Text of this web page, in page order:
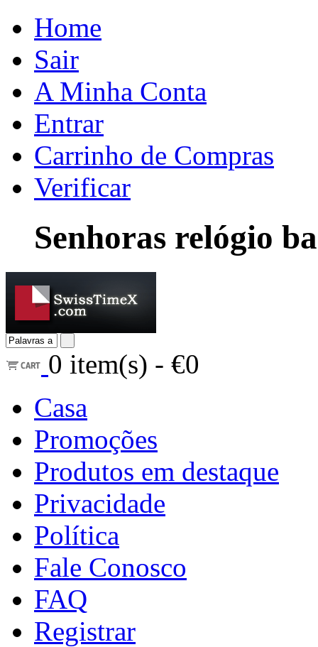
Home
Sair
A Minha Conta
Entrar
Carrinho de Compras
Verificar
Senhoras relógio
0 item(s) - €0
Casa
Promoções
Produtos em destaque
Privacidade
Política
Fale Conosco
FAQ
Registrar